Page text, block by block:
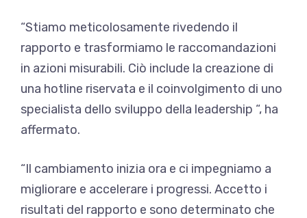
“Stiamo meticolosamente rivedendo il
rapporto e trasformiamo le raccomandazioni
in azioni misurabili. Ciò include la creazione di
una hotline riservata e il coinvolgimento di uno
specialista dello sviluppo della leadership “, ha
affermato.
“Il cambiamento inizia ora e ci impegniamo a
migliorare e accelerare i progressi. Accetto i
risultati del rapporto e sono determinato che